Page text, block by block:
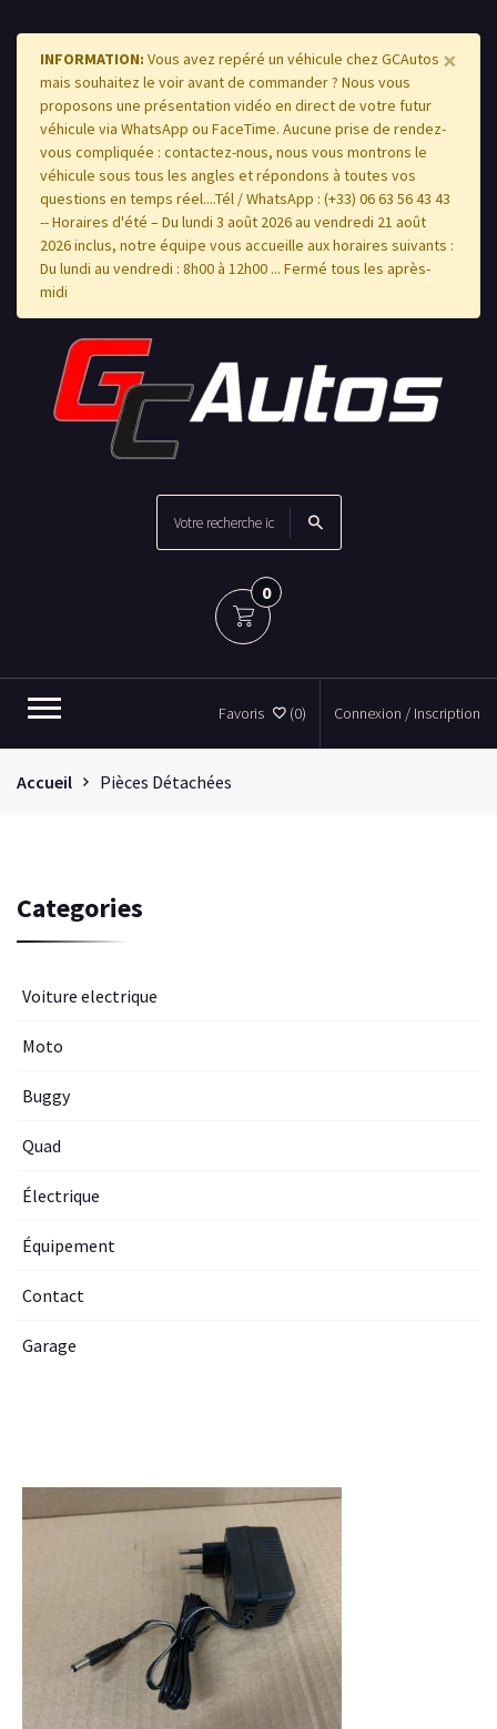
INFORMATION: Vous avez repéré un véhicule chez GCAutos
mais souhaitez le voir avant de commander ? Nous vous
proposons une présentation vidéo en direct de votre futur
véhicule via WhatsApp ou FaceTime. Aucune prise de rendez-
vous compliquée : contactez-nous, nous vous montrons le
véhicule sous tous les angles et répondons à toutes vos
questions en temps réel....Tél / WhatsApp : (+33) 06 63 56 43 43
-- Horaires d'été – Du lundi 3 août 2026 au vendredi 21 août
2026 inclus, notre équipe vous accueille aux horaires suivants :
Du lundi au vendredi : 8h00 à 12h00 ... Fermé tous les après-
midi
×
0
Favoris (0) Connexion / Inscription
Accueil Pièces Détachées
Categories
Voiture electrique
Moto
Buggy
Quad
Électrique
Équipement
Contact
Garage